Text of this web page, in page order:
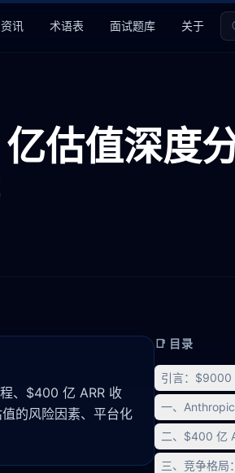
资讯 术语表 面试题库 关于
估值深度
、$400 亿 ARR 收
的风险因素、平台化
📑 目录
引言：$9000
一、
二、$400 亿
三、竞争格